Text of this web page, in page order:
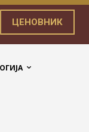
ЦЕНОВНИК